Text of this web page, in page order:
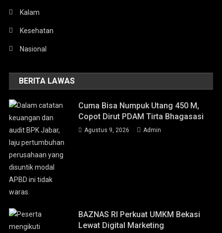
Kalam
Kesehatan
Nasional
BERITA LAWAS
Cuma Bisa Numpuk Utang 450 M,
Copot Dirut PDAM Tirta Bhagasasi
Agustus 9, 2026 Admin
BAZNAS RI Perkuat UMKM Bekasi
Lewat Digital Marketing